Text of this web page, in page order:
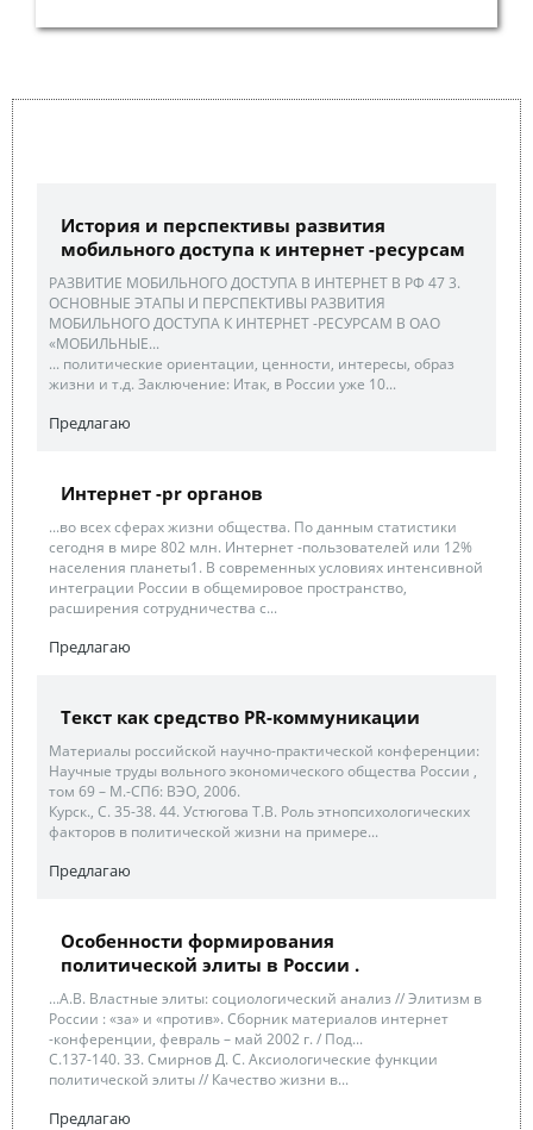
История и перспективы развития
мобильного доступа к интернет -ресурсам
РАЗВИТИЕ МОБИЛЬНОГО ДОСТУПА В ИНТЕРНЕТ В РФ 47 3.
ОСНОВНЫЕ ЭТАПЫ И ПЕРСПЕКТИВЫ РАЗВИТИЯ
МОБИЛЬНОГО ДОСТУПА К ИНТЕРНЕТ -РЕСУРСАМ В ОАО
«МОБИЛЬНЫЕ...
... политические ориентации, ценности, интересы, образ
жизни и т.д. Заключение: Итак, в России уже 10...
Предлагаю
Интернет -pr органов
...во всех сферах жизни общества. По данным статистики
сегодня в мире 802 млн. Интернет -пользователей или 12%
населения планеты1. В современных условиях интенсивной
интеграции России в общемировое пространство,
расширения сотрудничества с...
Предлагаю
Текст как средство PR-коммуникации
Материалы российской научно-практической конференции:
Научные труды вольного экономического общества России ,
том 69 – М.-СПб: ВЭО, 2006.
Курск., С. 35-38. 44. Устюгова Т.В. Роль этнопсихологических
факторов в политической жизни на примере...
Предлагаю
Особенности формирования
политической элиты в России .
...А.В. Властные элиты: социологический анализ // Элитизм в
России : «за» и «против». Сборник материалов интернет
-конференции, февраль – май 2002 г. / Под...
С.137-140. 33. Смирнов Д. С. Аксиологические функции
политической элиты // Качество жизни в...
Предлагаю